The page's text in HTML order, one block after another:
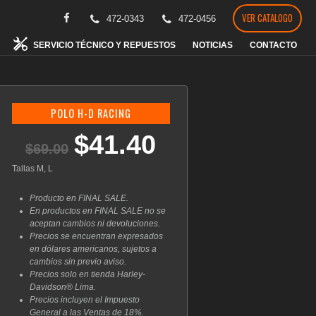
472-0343 472-0456 VER CATALOGO
SERVICIO TÉCNICO Y REPUESTOS NOTICIAS CONTACTO
POLO H-D RACING
$69.00 El
precio
$69.00.
$41.40
Tallas M, L
Producto en FINAL SALE.
En productos en FINAL SALE no se
aceptan cambios ni devoluciones.
Precios se encuentran expresados
en dólares americanos, sujetos a
cambios sin previo aviso.
Precios solo en tienda Harley-
Davidson® Lima.
Precios incluyen el Impuesto
General a las Ventas de 18%.